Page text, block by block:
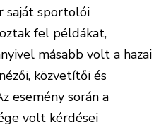
saját sportolói
fel példákat,
másabb volt a hazai
közvetítői és
esemény során a
volt kérdései